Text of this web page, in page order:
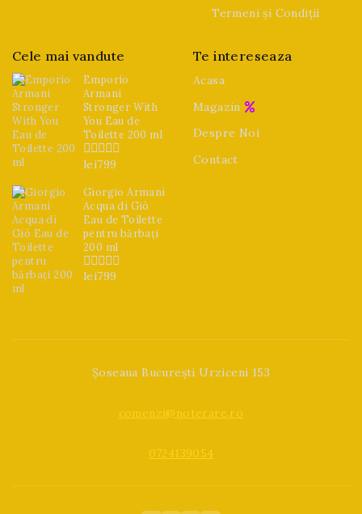
Termeni și Condiții
Cele mai vandute
Emporio
Armani
Stronger With
You Eau de
Toilette 200 ml
0
5
lei799
Giorgio Armani
Acqua di Giò
Eau de Toilette
pentru bărbați
200 ml
0
lei799
Te intereseaza
Acasa
Magazin
Despre Noi
Contact
Șoseaua București Urziceni 153
comenzi@noterare.ro
0724139054